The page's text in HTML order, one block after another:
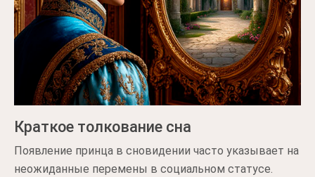
Краткое толкование сна
Появление принца в сновидении часто указывает на
неожиданные перемены в социальном статусе.